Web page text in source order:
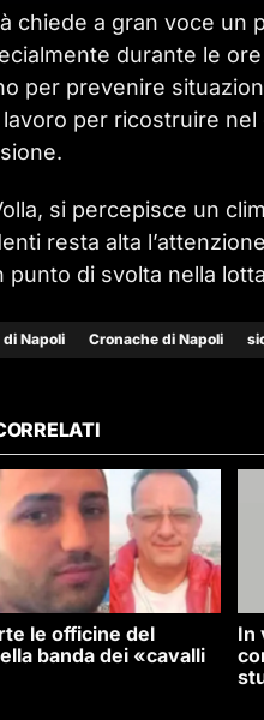
chiede a gran voce un
durante le
per prevenire
per ricostruire
si percepisce un
resta alta
punto di svolta nella
Napoli Cronache di Napoli
le officine del
banda dei «cavalli
In